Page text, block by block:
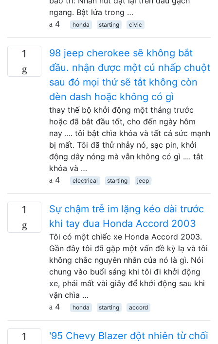
ngang. Bật lửa trong …
4
honda starting civic
1
98 jeep cherokee sẽ không bắt
đầu. nhận được một cú nhấp chuột
sau đó mọi thứ sẽ tắt không còn
đèn dash hoặc không có gì
thay thế bộ khởi động một tháng trước
hoặc đã bắt đầu tốt, cho đến ngày hôm
nay .... tôi bật chìa khóa và tất cả sức mạnh
bị mất. Tôi đã thử nhảy nó, sạc pin, khởi
động dây nóng mà vẫn không có gì .... tắt
khóa và …
4
electrical starting jeep
1
Sự chậm trễ im lặng kéo dài trước
khi tay đua Honda Accord 2003
Tôi có một chiếc xe Honda Accord 2003.
Gần đây tôi đã gặp một vấn đề kỳ lạ và tôi
không chắc nguyên nhân của nó là gì. Nói
chung vào buổi sáng khi tôi đi khởi động
xe, phải mất vài giây để khởi động sau khi
vặn chìa …
4
honda starting accord
1
'95 Chevy Blazer đột nhiên từ chối